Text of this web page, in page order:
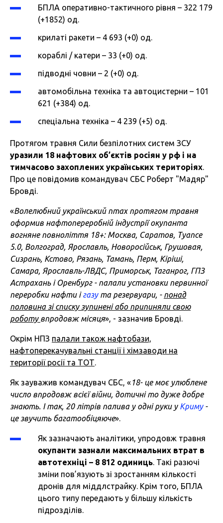
БПЛА оперативно-тактичного рівня – 322 179
(+1852) од.
крилаті ракети – 4 693 (+0) од.
кораблі / катери – 33 (+0) од.
підводні човни – 2 (+0) од.
автомобільна техніка та автоцистерни – 101
621 (+384) од.
спеціальна техніка – 4 239 (+5) од.
Протягом травня Сили безпілотних систем ЗСУ
уразили 18 нафтових об’єктів росіян у рф і на
тимчасово захоплених українських територіях.
Про це повідомив командувач СБС Роберт "Мадяр"
Бровді.
«Волелюбний український птах протягом травня
оформив нафтопереробній індустрії окупанта
вогняне повноліття 18+: Москва, Саратов, Туапсе
5.0, Волгоград, Ярославль, Новоросійськ, Грушовая,
Сизрань, Кстово, Рязань, Тамань, Перм, Кіріші,
Самара, Ярославль-ЛВДС, Приморськ, Таганрог, ГПЗ
Астрахань і Оренбург - палали установки первинної
переробки нафти ігазута резервуари, - понад
половина зі списку зупинені або припиняли свою
роботу впродовж місяця», - зазначив Бровді.
Окрім НПЗ палали також нафтобази,
нафтоперекачувальні станції і хімзаводи на
території росії та ТОТ.
Як зауважив командувач СБС, «18- це моє улюблене
число впродовж всієї війни, дотичні то дуже добре
знають. І так, 20 літрів палива у одні руки у Криму-
це звучить багатообіцяюче».
Як зазначають аналітики, упродовж травня
окупанти зазнали максимальних втрат в
автотехніці – 8 812 одиниць. Такі разючі
зміни пов’язують зі зростанням кількості
дронів для міддлстрайку. Крім того, БПЛА
цього типу передають у більшу кількість
підрозділів.